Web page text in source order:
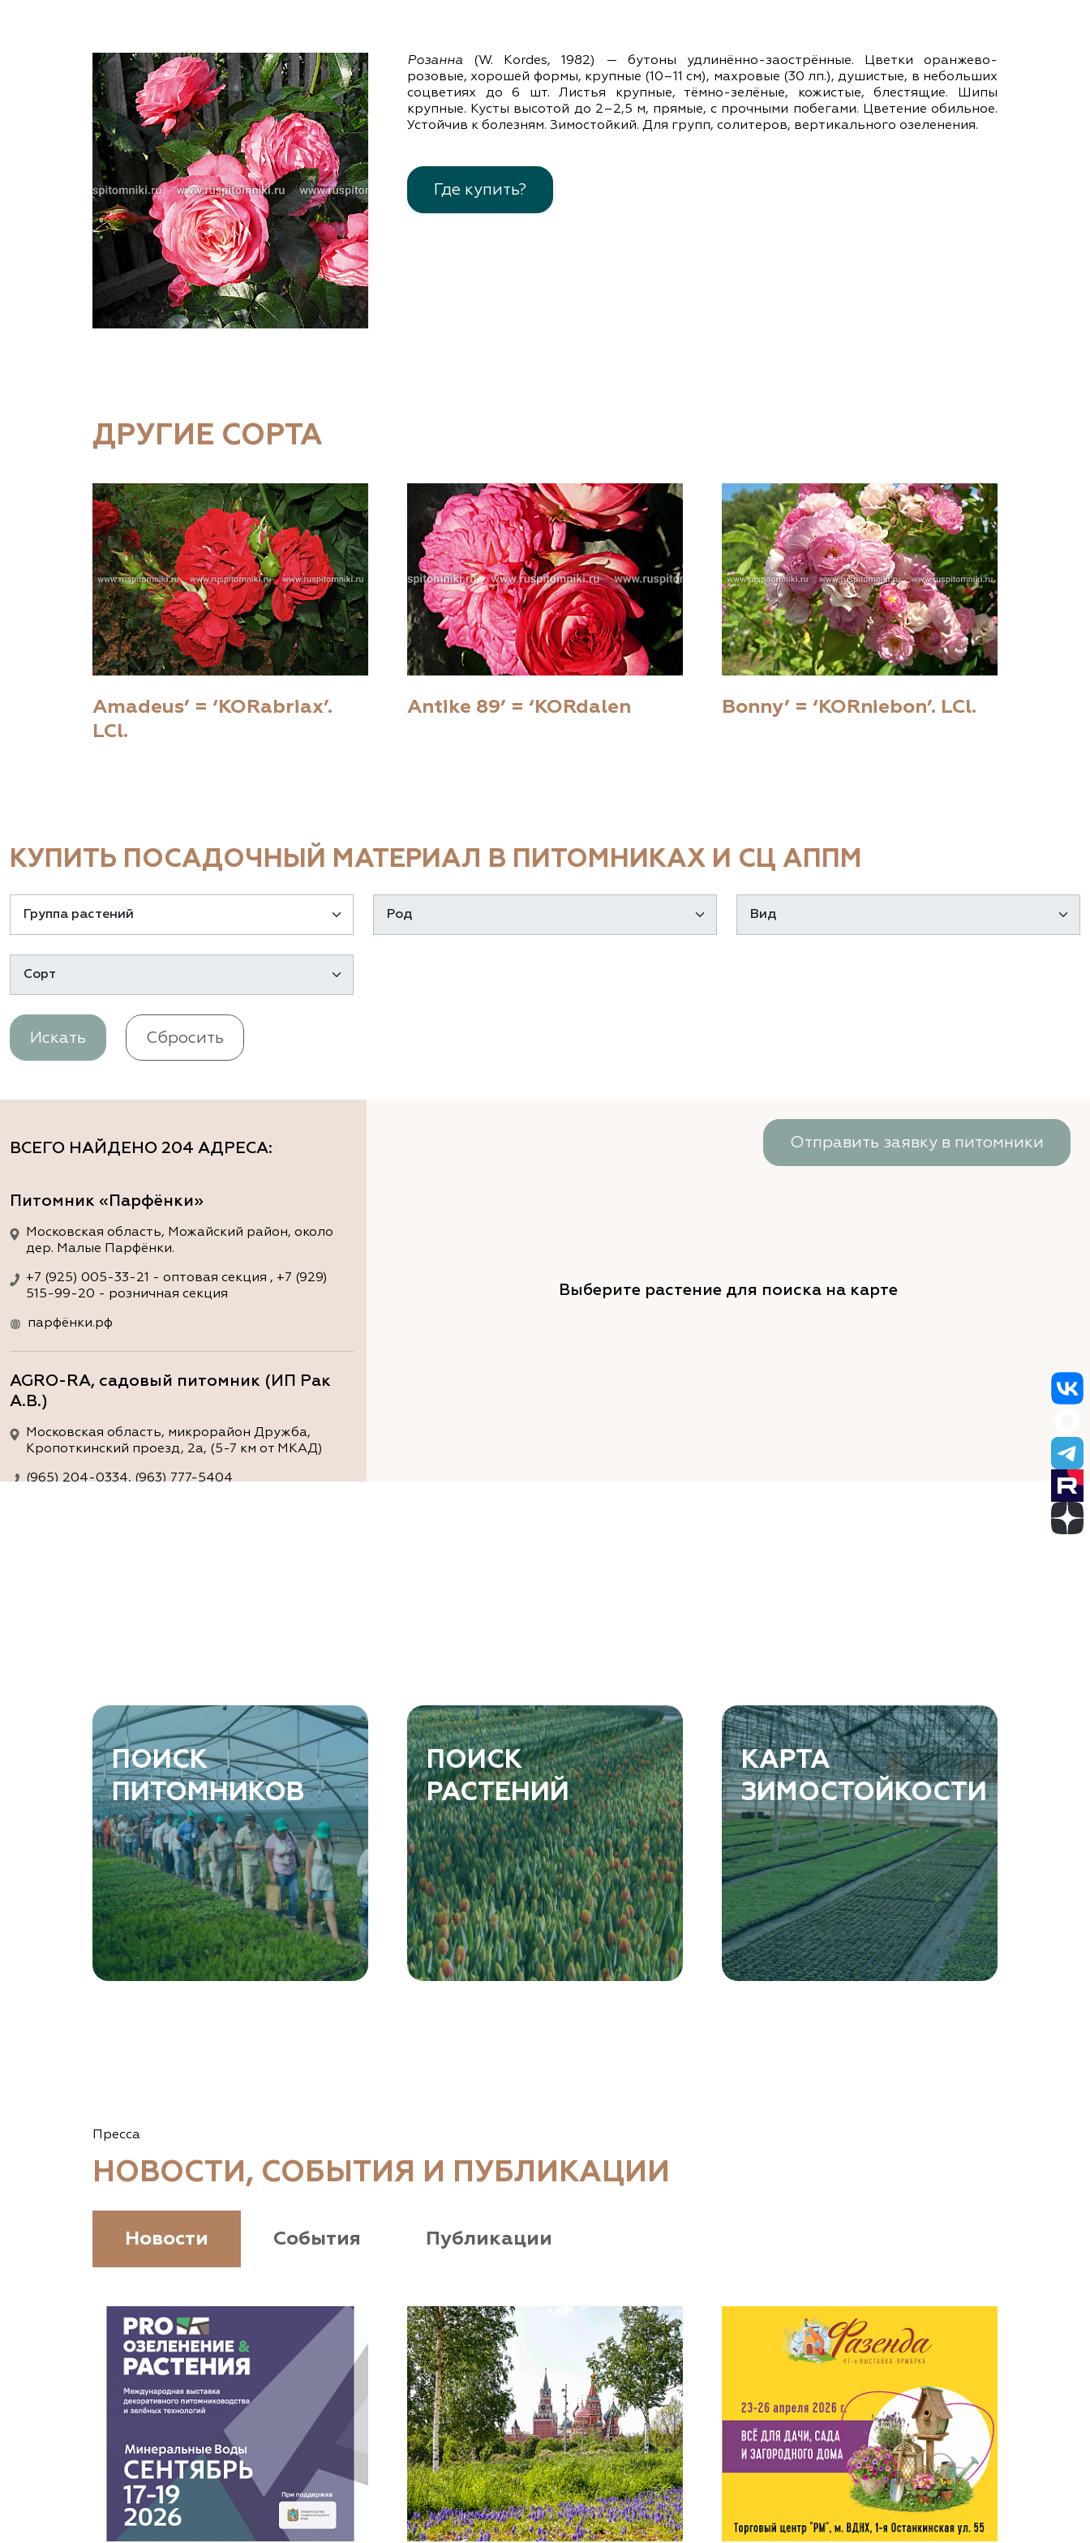
Региональные
представительства
Розанна (W. Kordes, 1982) — бутоны удлинённо-заострённые. Цветки оранжево-
розовые, хорошей формы, крупные (10–11 см), махровые (30 лп.), душистые, в небольших
соцветиях до 6 шт. Листья крупные, тёмно-зелёные, кожистые, блестящие. Шипы
крупные. Кусты высотой до 2–2,5 м, прямые, с прочными побегами. Цветение обильное.
Устойчив к болезням. Зимостойкий. Для групп, солитеров, вертикального озеленения.
Где купить?
ДРУГИЕ СОРТА
Amadeus’ = ‘KORabriax’.
LCl.
Antike 89’ = ‘KORdalen Bonny’ = ‘KORniebon’. LCl.
КУПИТЬ ПОСАДОЧНЫЙ МАТЕРИАЛ В ПИТОМНИКАХ И СЦ АППМ
Искать Сбросить
ВСЕГО НАЙДЕНО 204 АДРЕСА:
Питомник «Парфёнки»
Московская область, Можайский район, около
дер. Малые Парфёнки.
+7 (925) 005-33-21 - оптовая секция , +7 (929)
515-99-20 - розничная секция
парфёнки.рф
AGRO-RA, садовый питомник (ИП Рак
А.В.)
Московская область, микрорайон Дружба,
Кропоткинский проезд, 2а, (5-7 км от МКАД)
(965) 204-0334, (963) 777-5404
ArtGreen (питомник декоративных
растений, АртГрин)
Ростовская область, Ростов-на-Дону,
Левобережная ул, дом № 37
8 966 206 7222
www.art-green.ru
Garden Group, ООО «Девелопмент Груп»
Томская область, Томский р-н, посёлок
Ветеран-4, СНТ Снабженец
Гомельская область, Гомельский р-н, с/с
Прибытковский, д. Климовка, ул. Совхозная 2-я,
Ташкентская область, Зангиатинский р-н, ул.
Канимаева, д. 9
«ЁЛЫ-ПАЛЫ», питомник декоративных
Самарская область, с. Подстепки, ул.
Фермерская 14 А
www.yoly-paly.ru
Отправить заявку в питомники
Выберите растение для поиска на карте
ПОИСК
ПИТОМНИКОВ
ПОИСК
РАСТЕНИЙ
КАРТА
ЗИМОСТОЙКОСТИ
Пресса
НОВОСТИ, СОБЫТИЯ И ПУБЛИКАЦИИ
Новости События Публикации